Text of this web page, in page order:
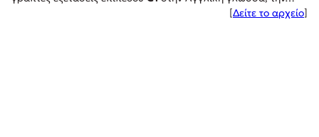
[Δείτε το αρχείο]